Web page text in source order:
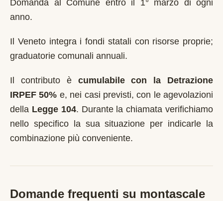
Domanda al Comune entro il 1° marzo di ogni
anno.
Il Veneto integra i fondi statali con risorse proprie;
graduatorie comunali annuali.
Il contributo è cumulabile con la Detrazione
IRPEF 50% e, nei casi previsti, con le agevolazioni
della Legge 104. Durante la chiamata verifichiamo
nello specifico la sua situazione per indicarle la
combinazione più conveniente.
Domande frequenti su montascale